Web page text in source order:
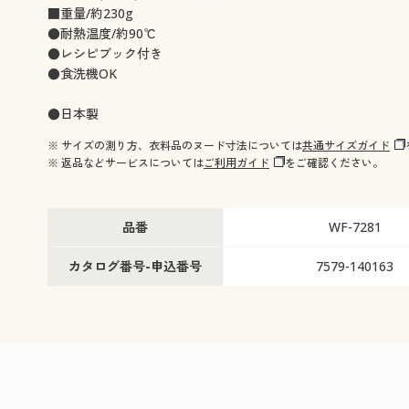
■重量/約230g
●耐熱温度/約90℃
●レシピブック付き
●食洗機OK
●日本製
※ サイズの測り方、衣料品のヌード寸法については共通サイズガイド
※ 返品などサービスについてはご利用ガイド をご確認ください。
品番 WF-7281
カタログ番号-申込番号 7579-140163